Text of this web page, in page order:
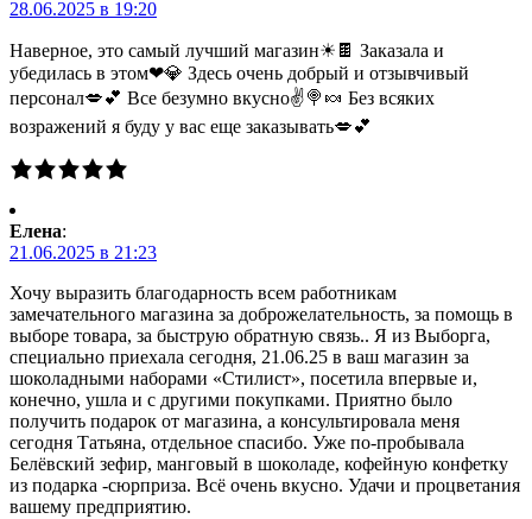
28.06.2025 в 19:20
Наверное, это самый лучший магазин☀🍫 Заказала и
убедилась в этом❤💎 Здесь очень добрый и отзывчивый
персонал💋💕 Все безумно вкусно✌🍭🍬 Без всяких
возражений я буду у вас еще заказывать💋💕
Елена:
21.06.2025 в 21:23
Хочу выразить благодарность всем работникам
замечательного магазина за доброжелательность, за помощь в
выборе товара, за быструю обратную связь.. Я из Выборга,
специально приехала сегодня, 21.06.25 в ваш магазин за
шоколадными наборами «Стилист», посетила впервые и,
конечно, ушла и с другими покупками. Приятно было
получить подарок от магазина, а консультировала меня
сегодня Татьяна, отдельное спасибо. Уже по-пробывала
Белёвский зефир, манговый в шоколаде, кофейную конфетку
из подарка -сюрприза. Всё очень вкусно. Удачи и процветания
вашему предприятию.